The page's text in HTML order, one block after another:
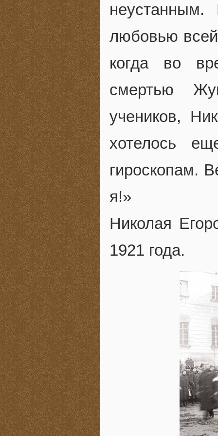
любовью
когда во
смертью
учеников,
хотелось
гироскопам.
я!»
Николая
1921 года.